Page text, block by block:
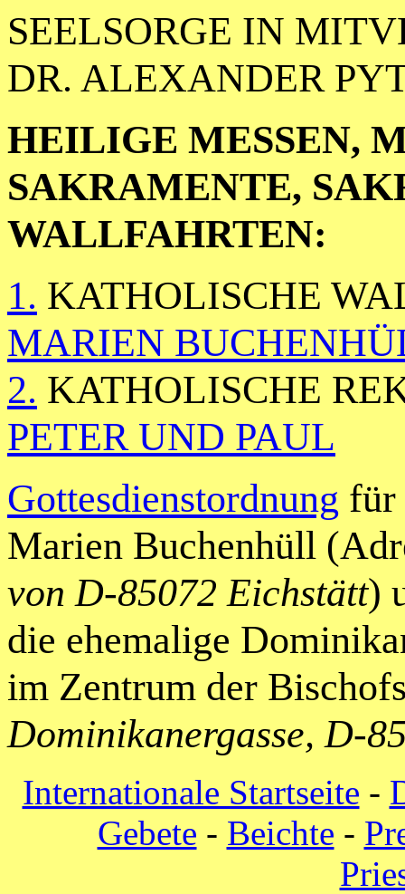
SEELSORGE IN
DR. ALEXANDER
HEILIGE MESSEN,
SAKRAMENTE,
WALLFAHRTEN:
1. KATHOLISCHE
MARIEN
2. KATHOLISCHE
PETER UND PAUL
Gottesdienstordnung für
Marien Buchenhüll
von D-85072 Eichstätt)
die ehemalige
im Zentrum der
Dominikanergasse, D-
Internationale Startseite -
Gebete - Beichte -